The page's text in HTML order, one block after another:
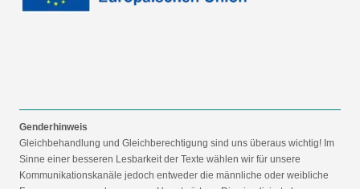
Genderhinweis
Gleichbehandlung und Gleichberechtigung sind uns überaus wichtig! Im
Sinne einer besseren Lesbarkeit der Texte wählen wir für unsere
Kommunikationskanäle jedoch entweder die männliche oder weibliche